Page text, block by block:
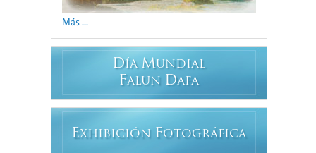
Más ...
DÍA MUNDIAL
FALUN DAFA
EXHIBICIÓN FOTOGRÁFICA